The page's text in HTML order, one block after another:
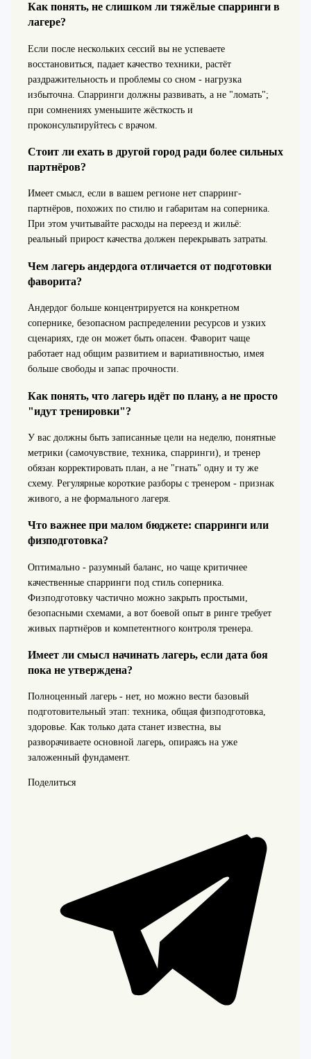
Как понять, не слишком ли тяжёлые спарринги в
лагере?
Если после нескольких сессий вы не успеваете
восстановиться, падает качество техники, растёт
раздражительность и проблемы со сном - нагрузка
избыточна. Спарринги должны развивать, а не "ломать";
при сомнениях уменьшите жёсткость и
проконсультируйтесь с врачом.
Стоит ли ехать в другой город ради более сильных
партнёров?
Имеет смысл, если в вашем регионе нет спарринг-
партнёров, похожих по стилю и габаритам на соперника.
При этом учитывайте расходы на переезд и жильё:
реальный прирост качества должен перекрывать затраты.
Чем лагерь андердога отличается от подготовки
фаворита?
Андердог больше концентрируется на конкретном
сопернике, безопасном распределении ресурсов и узких
сценариях, где он может быть опасен. Фаворит чаще
работает над общим развитием и вариативностью, имея
больше свободы и запас прочности.
Как понять, что лагерь идёт по плану, а не просто
"идут тренировки"?
У вас должны быть записанные цели на неделю, понятные
метрики (самочувствие, техника, спарринги), и тренер
обязан корректировать план, а не "гнать" одну и ту же
схему. Регулярные короткие разборы с тренером - признак
живого, а не формального лагеря.
Что важнее при малом бюджете: спарринги или
физподготовка?
Оптимально - разумный баланс, но чаще критичнее
качественные спарринги под стиль соперника.
Физподготовку частично можно закрыть простыми,
безопасными схемами, а вот боевой опыт в ринге требует
живых партнёров и компетентного контроля тренера.
Имеет ли смысл начинать лагерь, если дата боя
пока не утверждена?
Полноценный лагерь - нет, но можно вести базовый
подготовительный этап: техника, общая физподготовка,
здоровье. Как только дата станет известна, вы
разворачиваете основной лагерь, опираясь на уже
заложенный фундамент.
Поделиться